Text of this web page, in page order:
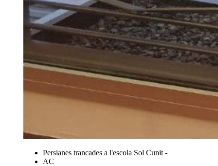
Persianes trancades a l'escola Sol Cunit -
AC